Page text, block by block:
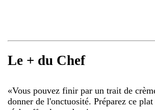
Le + du Chef
«Vous pouvez finir par un trait de
donner de l'onctuosité. Préparez ce